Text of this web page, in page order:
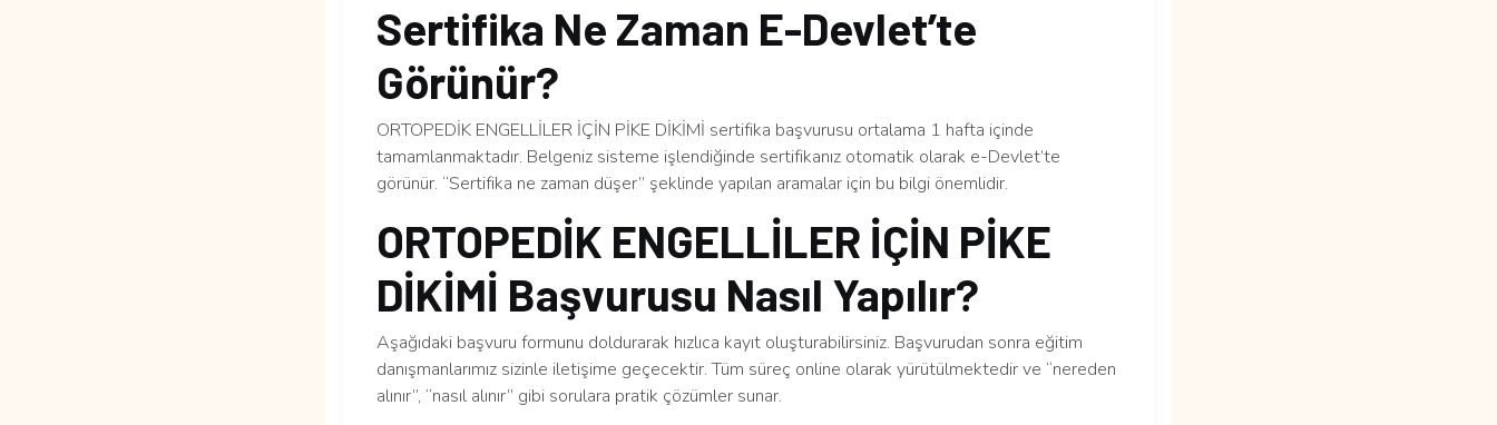
Sertifika Ne Zaman E-Devlet’te
Görünür?
ORTOPEDİK ENGELLİLER İÇİN PİKE DİKİMİ sertifika başvurusu ortalama 1 hafta içinde
tamamlanmaktadır. Belgeniz sisteme işlendiğinde sertifikanız otomatik olarak e-Devlet’te
görünür. “Sertifika ne zaman düşer” şeklinde yapılan aramalar için bu bilgi önemlidir.
ORTOPEDİK ENGELLİLER İÇİN PİKE
DİKİMİ Başvurusu Nasıl Yapılır?
Aşağıdaki başvuru formunu doldurarak hızlıca kayıt oluşturabilirsiniz. Başvurudan sonra eğitim
danışmanlarımız sizinle iletişime geçecektir. Tüm süreç online olarak yürütülmektedir ve “nereden
alınır”, “nasıl alınır” gibi sorulara pratik çözümler sunar.